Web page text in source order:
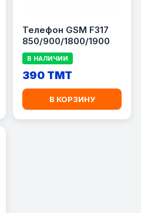
Телефон GSM F317
850/900/1800/1900
В НАЛИЧИИ
390 TMT
В КОРЗИНУ